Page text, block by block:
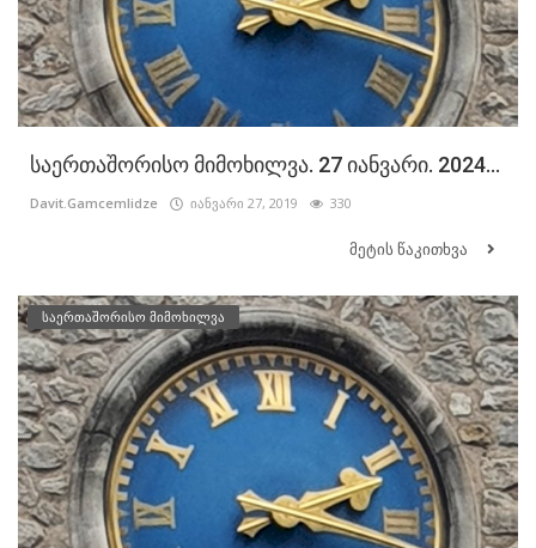
საერთაშორისო მიმოხილვა. 27 იანვარი. 2024...
Davit.Gamcemlidze იანვარი 27, 2019 330
მეტის წაკითხვა
საერთაშორისო მიმოხილვა